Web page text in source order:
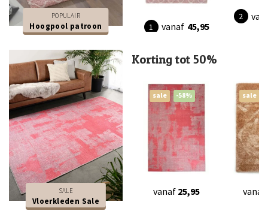
POPULAIR
Hoogpool patroon vanaf 45,95
SALE
Vloerkleden Sale
Korting tot 50%
sale -58%
vanaf 25,95
sale
vanaf